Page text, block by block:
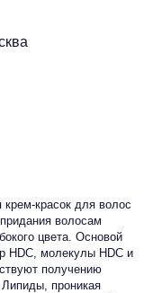
крем-красок для волос
волосам
цвета. Основой
HDC, молекулы HDC и
получению
проникая